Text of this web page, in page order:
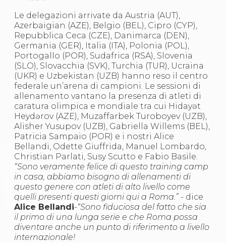
News
Calendario Attività
Difesa Personale MGA
La disciplina
News
Merchandising
Mappa del sito
Cerca
Contatti
News
Cookies Accept
Newsletter
Catalogo formativo
Webinar
Corsi Monotematici
Corsi di Specializzazione
Corsi FIJLKAM-FISDIR
Corsi Preparatore Fisico
Edutraining class - Didattica infantile
Corso dirigenti sportivi
Corso Direttore di Gara
Abilitazioni
Le delegazioni arrivate da Austria (AUT),
Azerbaigian (AZE), Belgio (BEL), Cipro (CYP),
Repubblica Ceca (CZE), Danimarca (DEN),
Germania (GER), Italia (ITA), Polonia (POL),
Portogallo (POR), Sudafrica (RSA), Slovenia
(SLO), Slovacchia (SVK), Turchia (TUR), Ucraina
(UKR) e Uzbekistan (UZB) hanno reso il centro
federale un’arena di campioni. Le sessioni di
allenamento vantano la presenza di atleti di
caratura olimpica e mondiale tra cui Hidayət
Heydərov (AZE), Muzaffarbek Turoboyev (UZB),
Alisher Yusupov (UZB), Gabriella Willems (BEL),
Patricia Sampaio (POR) e i nostri Alice
Bellandi, Odette Giuffrida, Manuel Lombardo,
Christian Parlati, Susy Scutto e Fabio Basile.
“Sono veramente felice di questo training camp
in casa, abbiamo bisogno di allenamenti di
questo genere con atleti di alto livello come
quelli presenti questi giorni qui a Roma.” - dice
Alice Bellandi-“Sono fiduciosa del fatto che sia
il primo di una lunga serie e che Roma possa
diventare anche un punto di riferimento a livello
internazionale!